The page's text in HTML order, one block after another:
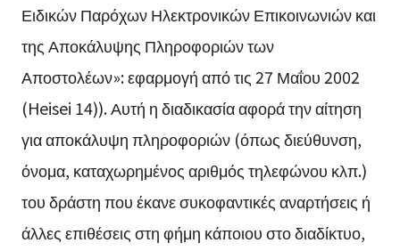
Ειδικών Παρόχων Ηλεκτρονικών Επικοινωνιών και
της Αποκάλυψης Πληροφοριών των
Αποστολέων»: εφαρμογή από τις 27 Μαΐου 2002
(Heisei 14)). Αυτή η διαδικασία αφορά την αίτηση
για αποκάλυψη πληροφοριών (όπως διεύθυνση,
όνομα, καταχωρημένος αριθμός τηλεφώνου κλπ.)
του δράστη που έκανε συκοφαντικές αναρτήσεις ή
άλλες επιθέσεις στη φήμη κάποιου στο διαδίκτυο,